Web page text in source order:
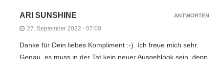
ARI SUNSHINE
27. September 2022 - 07:00
Danke für Dein liebes Kompliment :-). Ich freue mich sehr.
Genau, es muss in der Tat kein neuer Ausgehlook sein, denn
ANTWORTEN